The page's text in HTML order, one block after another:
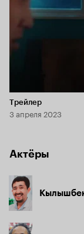
Длительность
Трейлер
3 апреля 2023
Актёры